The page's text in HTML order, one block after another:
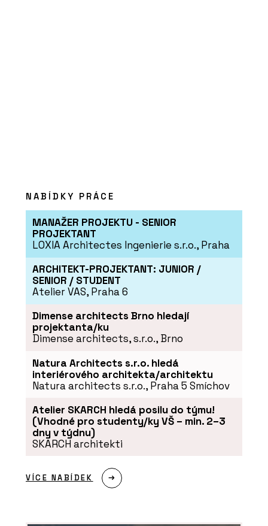
PRODUKTY
Křeslo One Page od značky Moroso -
NABÍDKY PRÁCE
MANAŽER PROJEKTU - SENIOR
PROJEKTANT
LOXIA Architectes Ingenierie s.r.o., Praha
ARCHITEKT-PROJEKTANT: JUNIOR /
SENIOR / STUDENT
Atelier VAS, Praha 6
Dimense architects Brno hledají
projektanta/ku
Dimense architects, s.r.o., Brno
Natura Architects s.r.o. hledá
interiérového architekta/architektu
Natura architects s.r.o., Praha 5 Smíchov
Atelier SKARCH hledá posilu do týmu!
(Vhodné pro studenty/ky VŠ – min. 2–3
dny v týdnu)
SKARCH architekti
VÍCE NABÍDEK